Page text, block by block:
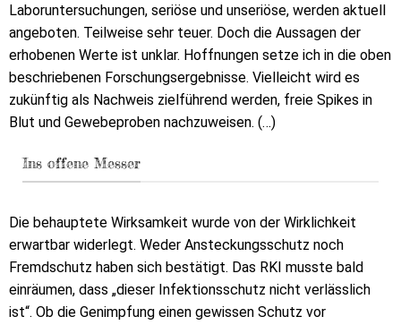
Laboruntersuchungen, seriöse und unseriöse, werden aktuell
angeboten. Teilweise sehr teuer. Doch die Aussagen der
erhobenen Werte ist unklar. Hoffnungen setze ich in die oben
beschriebenen Forschungsergebnisse. Vielleicht wird es
zukünftig als Nachweis zielführend werden, freie Spikes in
Blut und Gewebeproben nachzuweisen. (…)
Ins offene Messer
Die behauptete Wirksamkeit wurde von der Wirklichkeit
erwartbar widerlegt. Weder Ansteckungsschutz noch
Fremdschutz haben sich bestätigt. Das RKI musste bald
einräumen, dass „dieser Infektionsschutz nicht verlässlich
ist“. Ob die Genimpfung einen gewissen Schutz vor